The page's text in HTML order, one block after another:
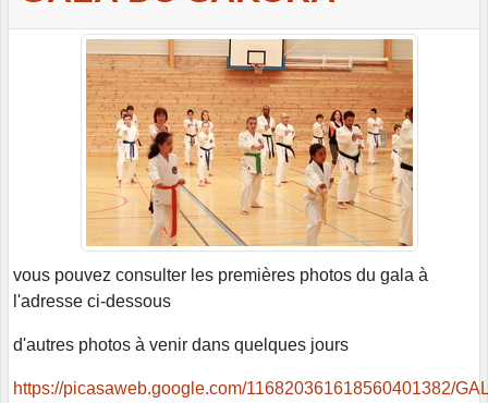
vous pouvez consulter les premières photos du gala à
l'adresse ci-dessous
d'autres photos à venir dans quelques jours
https://picasaweb.google.com/116820361618560401382/